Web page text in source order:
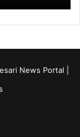
News Portal |